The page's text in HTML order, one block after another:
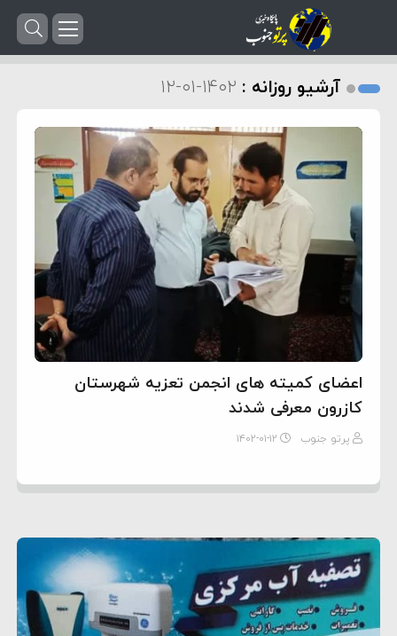
آرشیو روزانه : ۱۴۰۲-۰۱-۱۲
اعضای کمیته های انجمن تعزیه شهرستان
کازرون معرفی شدند
پرتو جنوب ۱۴۰۲-۰۱-۱۲